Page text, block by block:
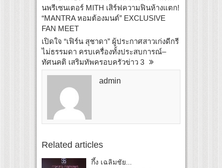
นพรีเซนเตอร์ MITH เสิร์ฟความฟินห้างแตก!
“MANTRA หอมต้องมนต์” EXCLUSIVE
FAN MEET
เปิดใจ “เฟิร์น สุชาดา” ผู้ประกาศสาวเก่งดีกรี
ไม่ธรรมดา ครบเครื่องทั้งประสบการณ์–
ทัศนคติ เสริมทัพครอบครัวข่าว 3
admin
Related articles
กึ้ง เฉลิมชัย...